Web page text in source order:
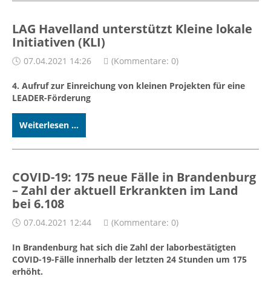
LAG Havelland unterstützt Kleine lokale
Initiativen (KLI)
07.04.2021 14:26 (Kommentare: 0)
4. Aufruf zur Einreichung von kleinen Projekten für eine
LEADER-Förderung
Weiterlesen ...
COVID-19: 175 neue Fälle in Brandenburg
– Zahl der aktuell Erkrankten im Land
bei 6.108
07.04.2021 12:44 (Kommentare: 0)
In Brandenburg hat sich die Zahl der laborbestätigten
COVID-19-Fälle innerhalb der letzten 24 Stunden um 175
erhöht.